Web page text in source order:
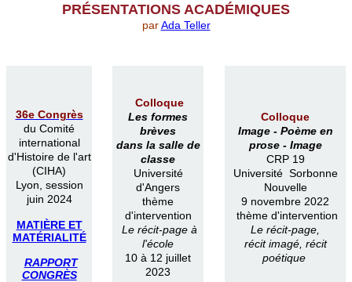
PRÉSENTATIONS ACADÉMIQUES
parAda Teller
36e Congrès
du Comité
international
d'Histoire de l'art
(CIHA)
Lyon, session
juin 2024
MATIÈRE ET
MATÉRIALITÉ
RAPPORT
CONGRÈS
Colloque
Les formes
brèves
dans la salle de
classe
Université
d'Angers
thème
d'intervention
Le récit-page à
l'école
10 à 12 juillet
2023
Colloque
Image - Poème en
prose - Image
CRP 19
Université Sorbonne
Nouvelle
9 novembre 2022
thème d'intervention
Le récit-page,
récit imagé, récit
poétique